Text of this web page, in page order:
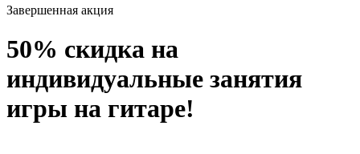
Завершенная акция
50% скидка на
индивидуальные занятия
игры на гитаре!